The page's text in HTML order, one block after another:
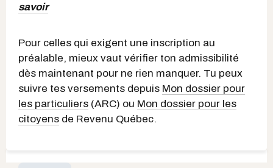
savoir
Pour celles qui exigent une inscription au
préalable, mieux vaut vérifier ton admissibilité
dès maintenant pour ne rien manquer. Tu peux
suivre tes versements depuis Mon dossier pour
les particuliers (ARC) ou Mon dossier pour les
citoyens de Revenu Québec.